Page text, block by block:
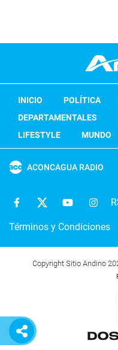
INICIO POLÍTICA
DEPARTAMENTALES
LIFESTYLE
MUNDO
ACONCAGUA RADIO
Términos y Condiciones
Copyright Sitio Andino